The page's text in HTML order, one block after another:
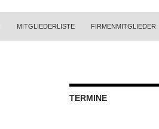
MITGLIEDERLISTE FIRMENMITGLIEDER
TERMINE